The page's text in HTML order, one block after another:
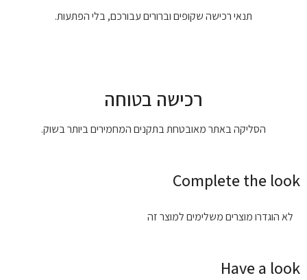
תנאי רכישה שקופים וברורים עבורכם, בלי הפתעות.
רכישה בטוחה
הסליקה באתר מאובטחת בתקנים המחמירים ביותר בשוק.
Complete the look
לא הוגדרו מוצרים משלימים למוצר זה
Have a look